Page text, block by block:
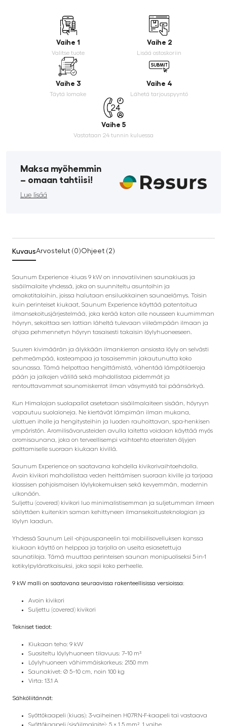
Vaihe 1
Valitse tuote
Vaihe 2
Lisää ostoskoriin
Vaihe 3
Täytä lomake
Vaihe 4
Lähetä tarjouspyyntö
Vaihe 5
Vastataan 24 tunnin kuluessa
Maksa myöhemmin
­– omaan tahtiisi!
Lue lisää
KuvausArvostelut (0)Ohjeet (2)
Saunum Experience -kiuas 9 kW on innovatiivinen saunakiuas ja
sisäilmalaite yhdessä, joka on suunniteltu asuntoihin ja
omakotitaloihin, joissa halutaan ensiluokkainen saunaelämys. Toisin
kuin perinteiset kiukaat, Saunum Experience käyttää patentoitua
ilmansekoitusjärjestelmää, joka kerää katon alle nousseen kuumimman
höyryn, sekoittaa sen lattian läheltä tulevaan viileämpään ilmaan ja
ohjaa pehmennetyn höyryn tasaisesti takaisin löylyhuoneeseen.
Suuren kivimäärän ja älykkään ilmankierron ansiosta löyly on selvästi
pehmeämpää, kosteampaa ja tasaisemmin jakautunutta koko
saunassa. Tämä helpottaa hengittämistä, vähentää lämpötilaeroja
pään ja jalkojen välillä sekä mahdollistaa pidemmät ja
rentouttavammat saunomiskerrat ilman väsymystä tai päänsärkyä.
Kun Himalajan suolapallot asetetaan sisäilmalaiteen sisään, höyryyn
vapautuu suolaioneja. Ne kiertävät lämpimän ilman mukana,
ulottuen iholle ja hengitysteihin ja luoden rauhoittavan, spa-henkisen
ympäristön. Aromilisävarusteiden avulla laitetta voidaan käyttää myös
aromisaunana, joka on terveellisempi vaihtoehto eteeristen öljyjen
polttamiselle suoraan kiukaan kivillä.
Saunum Experience on saatavana kahdella kivikorivaihtoehdolla.
Avoin kivikori mahdollistaa veden heittämisen suoraan kiville ja tarjoaa
klassisen pohjoismaisen löylykokemuksen sekä kevyemmän, modernin
ulkonäön.
Suljettu (covered) kivikori luo minimalistisemman ja suljetumman ilmeen
säilyttäen kuitenkin saman kehittyneen ilmansekoitusteknologian ja
löylyn laadun.
Yhdessä Saunum Leil -ohjauspaneelin tai mobiilisovelluksen kanssa
kiukaan käyttö on helppoa ja tarjolla on useita esiasetettuja
saunatiloja. Tämä muuttaa perinteisen saunan monipuoliseksi 5-in-1
kotikylpyläratkaisuksi, joka sopii koko perheelle.
9 kW malli on saatavana seuraavissa rakenteellisissa versioissa:
Avoin kivikori
Suljettu (covered) kivikori
Tekniset tiedot:
Kiukaan teho: 9 kW
Suositeltu löylyhuoneen tilavuus: 7–10 m³
Löylyhuoneen vähimmäiskorkeus: 2150 mm
Saunakivet: Ø 5–10 cm, noin 100 kg
Virta: 13.1 A
Sähköliitännät:
Syöttökaapeli (kiuas): 3-vaiheinen H07RN-F-kaapeli tai vastaava
Syöttökaapeli (sisäilmalaite): 5 × 1,5 mm², 1 vaihe